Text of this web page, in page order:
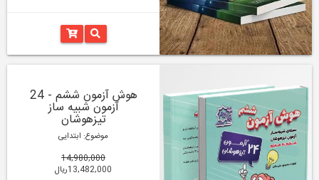
هوش آزمون ششم - 24
آزمون شبیه ساز
تیزهوشان
موضوع: ابتدایی
14,980,000
13,482,000ریال